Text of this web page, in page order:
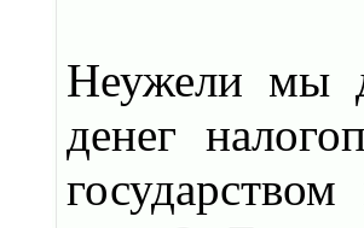
Неужели мы
денег